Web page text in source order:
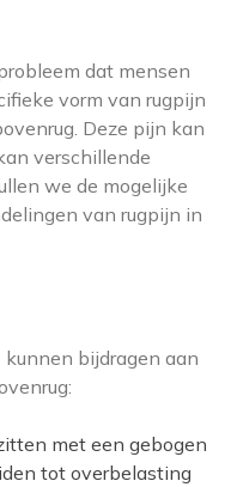
dat mensen
vorm van rugpijn
Deze pijn kan
verschillende
we de mogelijke
van rugpijn in
bijdragen aan
met een gebogen
tot overbelasting